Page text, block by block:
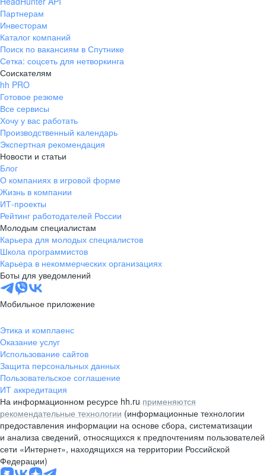
Партнерам
Инвесторам
Каталог компаний
Поиск по вакансиям в Спутнике
Сетка: соцсеть для нетворкинга
Соискателям
hh PRO
Готовое резюме
Все сервисы
Хочу у вас работать
Производственный календарь
Экспертная рекомендация
Новости и статьи
Блог
О компаниях в игровой форме
Жизнь в компании
ИТ-проекты
Рейтинг работодателей России
Молодым специалистам
Карьера для молодых специалистов
Школа программистов
Карьера в некоммерческих организациях
Боты для уведомлений
Мобильное приложение
Этика и комплаенс
Оказание услуг
Использование сайтов
Защита персональных данных
Пользовательское соглашение
ИТ аккредитация
На информационном ресурсе hh.ru применяются
рекомендательные технологии (информационные технологии
предоставления информации на основе сбора, систематизации
и анализа сведений, относящихся к предпочтениям пользователей
сети «Интернет», находящихся на территории Российской
Федерации)